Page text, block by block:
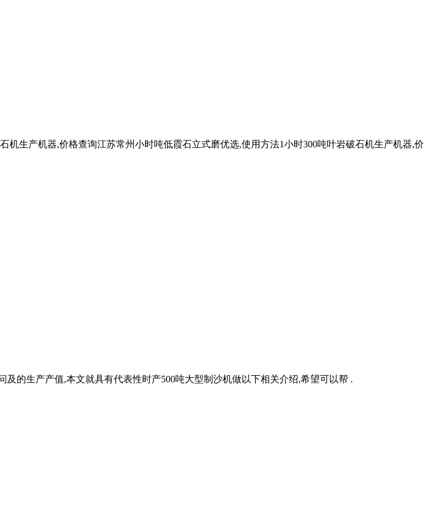
机生产机器,价格查询江苏常州小时吨低霞石立式磨优选,使用方法1小时300吨叶岩破石机生产机器,价
的生产产值,本文就具有代表性时产500吨大型制沙机做以下相关介绍,希望可以帮 .